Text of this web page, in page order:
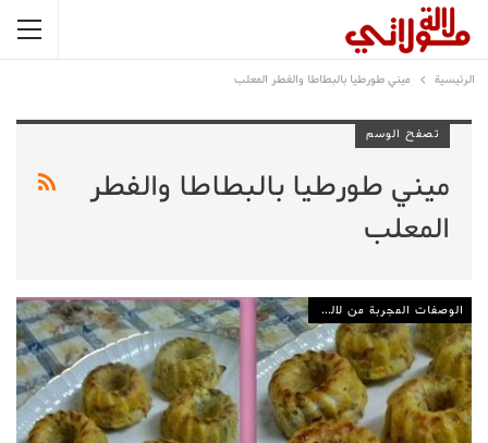
الرئيسية ميني طورطيا بالبطاطا والفطر المعلب
تصفح الوسم
ميني طورطيا بالبطاطا والفطر
المعلب
الوصفات المجربة من لالة مولاتي